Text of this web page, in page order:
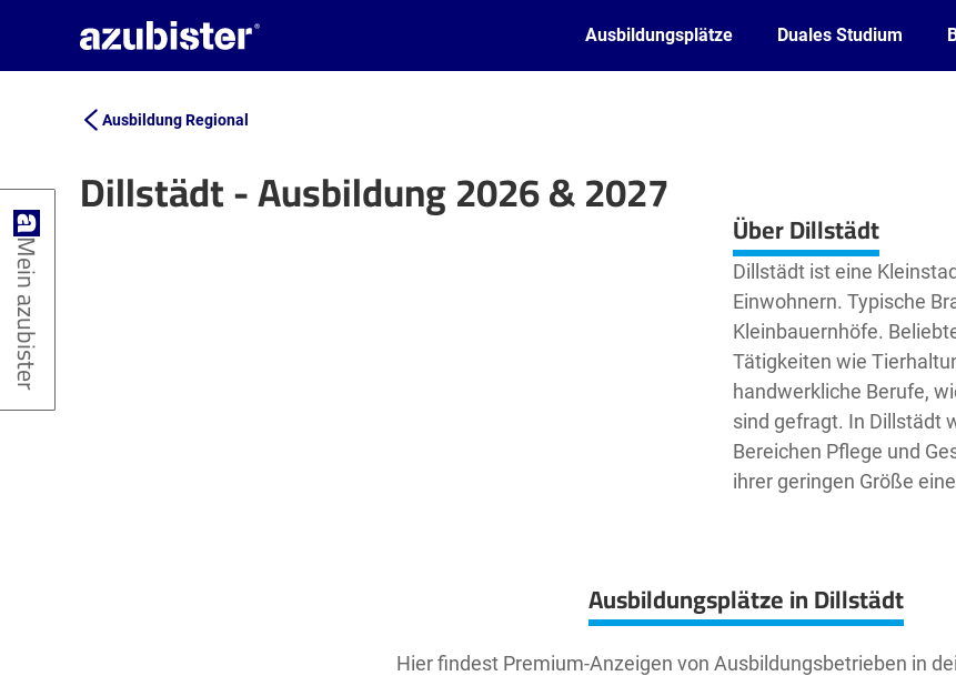
Ausbildungsplätze Duales Studium
Ausbildung Regional
Dillstädt - Ausbildung 2026 & 2027
Leaflet | ©OpenStreetMap2contributors Über Dillstädt
Dillstädt ist eine
Einwohnern. Typische
Kleinbauernhöfe.
Tätigkeiten wie
handwerkliche Berufe,
sind gefragt. In Dillstädt
Bereichen Pflege und
ihrer geringen Größe
Ausbildungsplätze in Dillstädt
Hier findest Premium-Anzeigen von Ausbildungsbetrieben in
Mein azubister